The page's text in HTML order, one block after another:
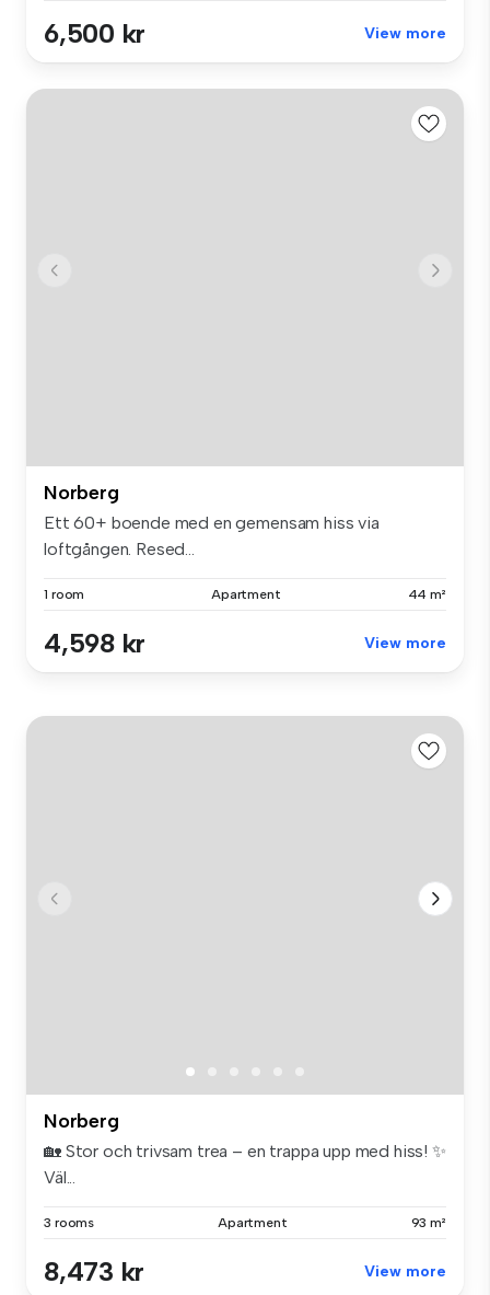
6,500 kr View more
Norberg
Ett 60+ boende med en gemensam hiss via
loftgången. Resed...
1 room Apartment 44 m²
4,598 kr View more
Norberg
🏡 Stor och trivsam trea – en trappa upp med hiss! ✨
Väl...
3 rooms Apartment 93 m²
8,473 kr View more